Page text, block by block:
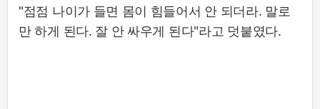
"점점 나이가 들면 몸이 힘들어서 안 되더라. 말로
만 하게 된다. 잘 안 싸우게 된다"라고 덧붙였다.